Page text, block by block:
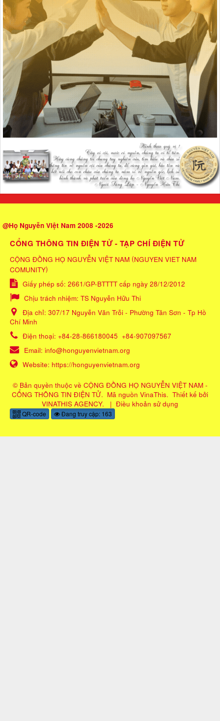
@Họ Nguyễn Việt Nam 2008 -2026
CỔNG THÔNG TIN ĐIỆN TỬ - TẠP CHÍ ĐIỆN TỬ
CỘNG ĐỒNG HỌ NGUYỄN VIỆT NAM (NGUYEN VIET NAM
COMUNITY)
Giấy phép số: 2661/GP-BTTTT cấp ngày 28/12/2012
Chịu trách nhiệm: TS Nguyễn Hữu Thi
Địa chỉ: 307/17 Nguyễn Văn Trỗi - Phường Tân Sơn - Tp Hồ
Chí Minh
Điện thoại: +84-28-866180045 +84-907097567
Email: info@honguyenvietnam.org
Website: https://honguyenvietnam.org
© Bản quyền thuộc về CỘNG ĐỒNG HỌ NGUYỄN VIỆT NAM -
CỔNG THÔNG TIN ĐIỆN TỬ. Mã nguồn VinaThis. Thiết kế bởi
VINATHIS AGENCY. | Điều khoản sử dụng
QR-code Đang truy cập: 163